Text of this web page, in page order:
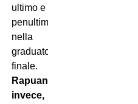
ultimo e
penultimo
nella
graduatoria
finale.
Rapuano,
invece,